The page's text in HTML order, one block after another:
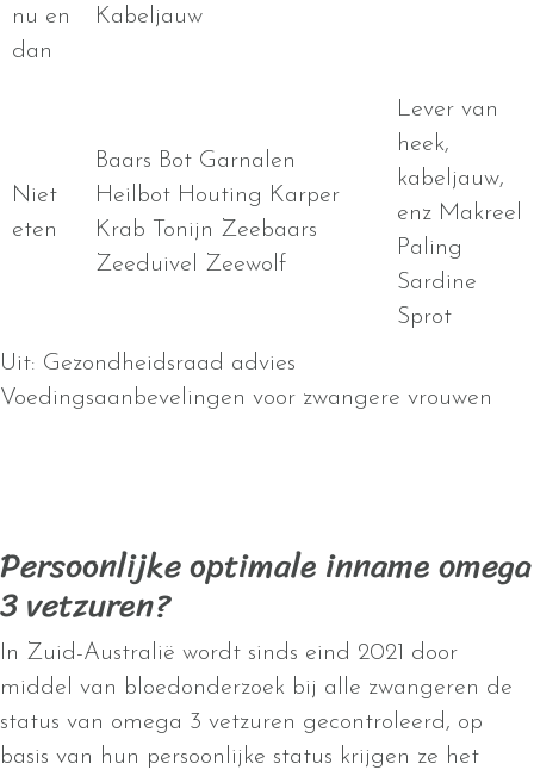
nu en
dan
Kabeljauw
Niet
eten
Baars Bot Garnalen
Heilbot Houting Karper
Krab Tonijn Zeebaars
Zeeduivel Zeewolf
Lever van
heek,
kabeljauw,
enz Makreel
Paling
Sardine
Sprot
Uit: Gezondheidsraad advies
Voedingsaanbevelingen voor zwangere vrouwen
Persoonlijke optimale inname omega
3 vetzuren?
In Zuid-Australië wordt sinds eind 2021 door
middel van bloedonderzoek bij alle zwangeren de
status van omega 3 vetzuren gecontroleerd, op
basis van hun persoonlijke status krijgen ze het